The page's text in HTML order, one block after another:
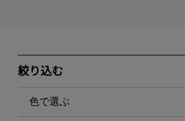
絞り込む
色で選ぶ